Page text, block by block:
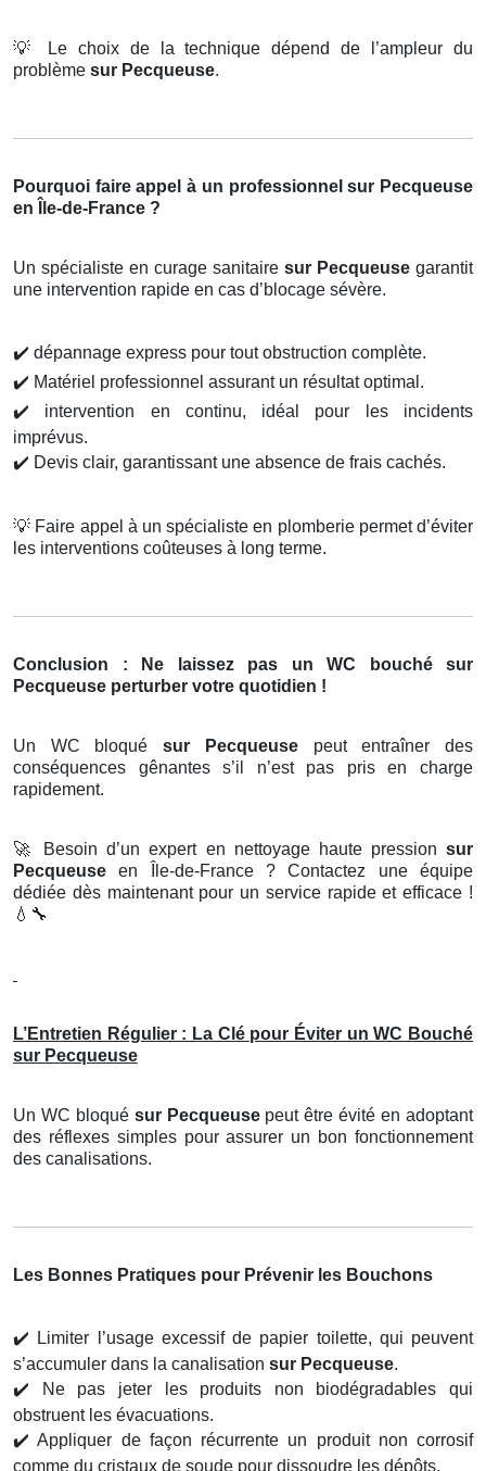
💡
Le choix de la technique dépend de l’ampleur du
problème sur Pecqueuse.
Pourquoi faire appel à un professionnel sur Pecqueuse
en Île-de-France ?
Un spécialiste en curage sanitaire sur Pecqueuse garantit
une intervention rapide en cas d’blocage sévère.
✔️ dépannage express pour tout obstruction complète.
✔️ Matériel professionnel assurant un résultat optimal.
✔️ intervention en continu, idéal pour les incidents
imprévus.
✔️ Devis clair, garantissant une absence de frais cachés.
💡 Faire appel à un spécialiste en plomberie permet d’éviter
les interventions coûteuses à long terme.
Conclusion : Ne laissez pas un WC bouché sur
Pecqueuse perturber votre quotidien !
Un WC bloquésur Pecqueuse peut entraîner des
conséquences gênantes s’il n’est pas pris en charge
rapidement.
🚀 Besoin d’un expert en nettoyage haute pressionsur
Pecqueuseen Île-de-France ? Contactez une équipe
dédiée dès maintenant pour un service rapide et efficace !
💧🔧
L’Entretien Régulier : La Clé pour Éviter un WC Bouché
sur Pecqueuse
Un WC bloqué sur Pecqueuse peut être évité en adoptant
des réflexes simples pour assurer un bon fonctionnement
des canalisations.
Les Bonnes Pratiques pour Prévenir les Bouchons
✔️ Limiter l’usage excessif de papier toilette, qui peuvent
s’accumuler dans la canalisation sur Pecqueuse.
✔️ Ne pas jeter les produits non biodégradables qui
obstruent les évacuations.
✔️ Appliquer de façon récurrente un produit non corrosif
comme du cristaux de soude pour dissoudre les dépôts.